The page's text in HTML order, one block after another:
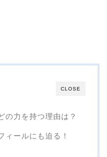
CLOSE
の力を持つ理由は？
ィールにも迫る！